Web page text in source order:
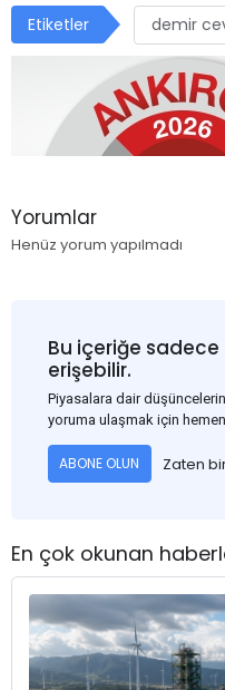
Etiketler demir
Yorumlar
Henüz yorum yapılmadı
Bu içeriğe
erişebilir.
Piyasalara dair
yoruma ulaşmak için
ABONE OLUN Zaten
En çok okunan